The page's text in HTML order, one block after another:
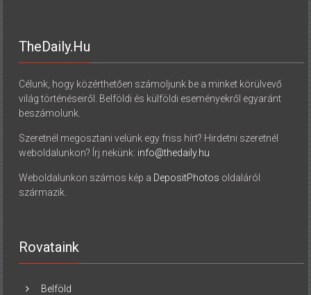
TheDaily.hu
Célunk, hogy közérthetően számoljunk be a minket körülvevő
világ történéseiről. Belföldi és külföldi eseményekről egyaránt
beszámolunk.
Szeretnél megosztani velünk egy friss hírt? Hirdetni szeretnél
weboldalunkon? Írj nekünk: info@thedaily.hu
Weboldalunkon számos kép a DepositPhotos oldaláról
származik.
Rovataink
Belföld